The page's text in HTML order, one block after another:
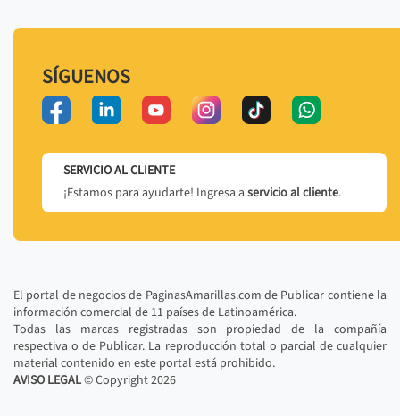
SÍGUENOS
SERVICIO AL CLIENTE
¡Estamos para ayudarte! Ingresa a servicio al cliente.
El portal de negocios de PaginasAmarillas.com de Publicar contiene la
información comercial de 11 países de Latinoamérica.
Todas las marcas registradas son propiedad de la compañía
respectiva o de Publicar. La reproducción total o parcial de cualquier
material contenido en este portal está prohibido.
AVISO LEGAL© Copyright2026